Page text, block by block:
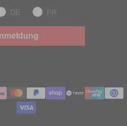
DE FR
Zahlungmethoden